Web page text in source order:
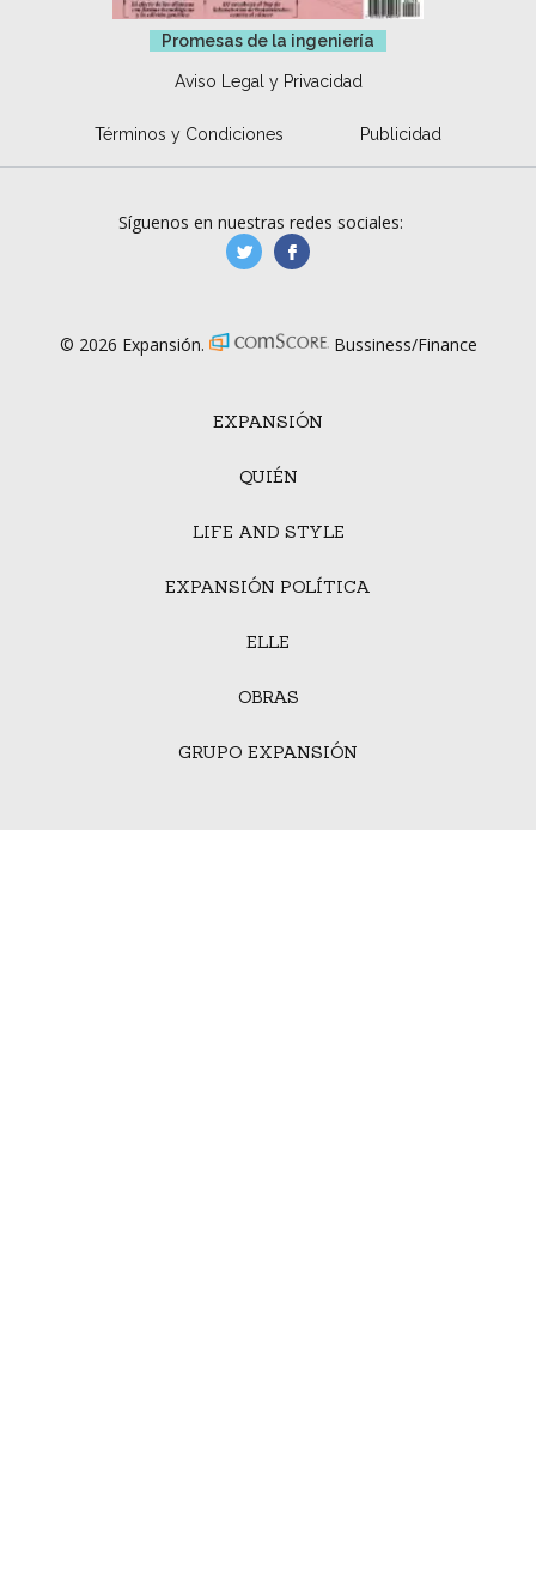
Promesas de la ingeniería
Aviso Legal y Privacidad
Términos y Condiciones Publicidad
EXPANSIÓN
QUIÉN
LIFE AND STYLE
EXPANSIÓN POLÍTICA
ELLE
OBRAS
GRUPO EXPANSIÓN
Síguenos en nuestras redes sociales:
manufacturaGE
© 2026 Expansión. Bussiness/Finance